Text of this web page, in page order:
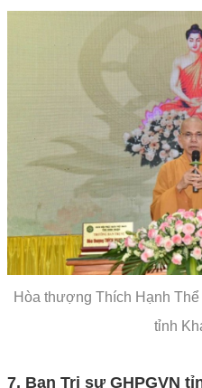
Hòa thượng Thích Hạnh
tỉnh
7. Ban Trị sự GHPGVN